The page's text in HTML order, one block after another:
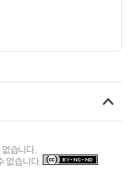
습니다.
없습니다.